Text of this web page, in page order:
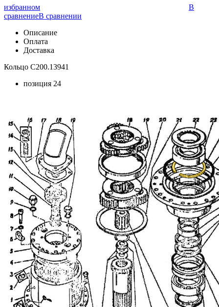
избранном
В
сравнениеВ сравнении
Описание
Оплата
Доставка
Кольцо С200.13941
позиция 24